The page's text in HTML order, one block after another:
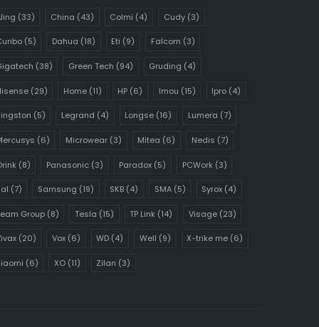
(33) China (43) Colmi (4) Cudy(3)
(5) Dahua (18) Eti (9) Falcom (3)
(38) Green Tech (94) Gruding (4)
(29) Home(11) HP (6) Imou (15) Ipro (4)
(5) Legrand (4) Longse (16) Lumera (7)
(6) Microwear(3) Mitea (6) Nedis (7)
(8) Panasonic(3) Paradox (5) PCWork(3)
(7) Samsung (19) SKB (4) SMA(5) Syrox (4)
Group(8) Tesla (15) TP Link (14) Visage(23)
(20) Vox(6) WD (4) Well (9) X-trike me (6)
(6) XO(11) Zilan (3)